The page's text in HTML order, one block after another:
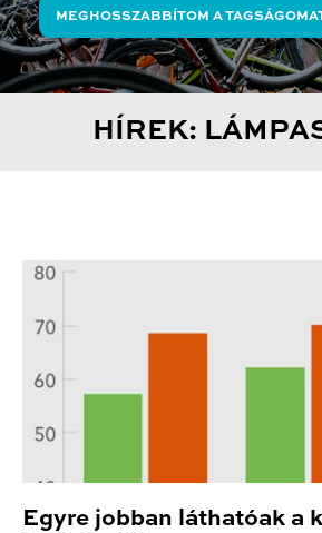
MEGHOSSZABBÍTOM A
HÍREK:
Egyre jobban láthatóak a